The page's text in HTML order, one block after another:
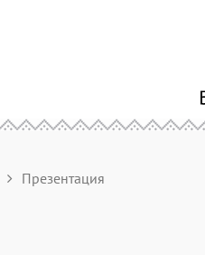
Презентация